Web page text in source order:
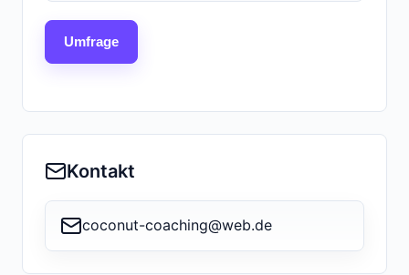
Umfrage
Kontakt
coconut-coaching@web.de